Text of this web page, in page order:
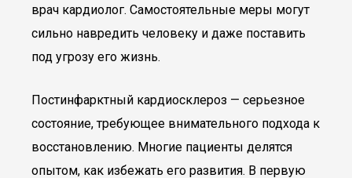
врач кардиолог. Самостоятельные меры могут
сильно навредить человеку и даже поставить
под угрозу его жизнь.
Постинфарктный кардиосклероз — серьезное
состояние, требующее внимательного подхода к
восстановлению. Многие пациенты делятся
опытом, как избежать его развития. В первую